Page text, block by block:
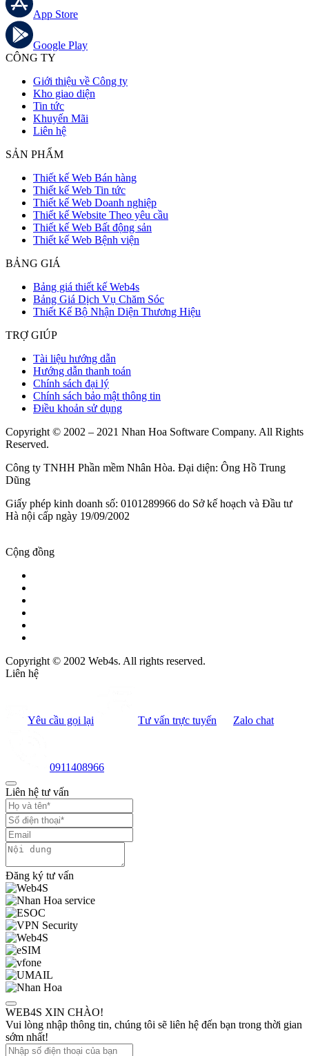
App Store
Google Play
CÔNG TY
Giới thiệu về Công ty
Kho giao diện
Tin tức
Khuyến Mãi
Liên hệ
SẢN PHẨM
Thiết kế Web Bán hàng
Thiết kế Web Tin tức
Thiết kế Web Doanh nghiệp
Thiết kế Website Theo yêu cầu
Thiết kế Web Bất động sản
Thiết kế Web Bệnh viện
BẢNG GIÁ
Bảng giá thiết kế Web4s
Bảng Giá Dịch Vụ Chăm Sóc
Thiết Kế Bộ Nhận Diện Thương Hiệu
TRỢ GIÚP
Tài liệu hướng dẫn
Hướng dẫn thanh toán
Chính sách đại lý
Chính sách bảo mật thông tin
Điều khoản sử dụng
Copyright © 2002 – 2021 Nhan Hoa Software Company. All Rights
Reserved.
Công ty TNHH Phần mềm Nhân Hòa. Đại diện: Ông Hồ Trung
Dũng
Giấy phép kinh doanh số: 0101289966 do Sở kế hoạch và Đầu tư
Hà nội cấp ngày 19/09/2002
Cộng đồng
Copyright © 2002 Web4s. All rights reserved.
Liên hệ
Yêu cầu gọi lại Tư vấn trực tuyến Zalo chat
0911408966
Liên hệ tư vấn
Đăng ký tư vấn
WEB4S XIN CHÀO!
Vui lòng nhập thông tin, chúng tôi sẽ liên hệ đến bạn trong thời gian
sớm nhất!